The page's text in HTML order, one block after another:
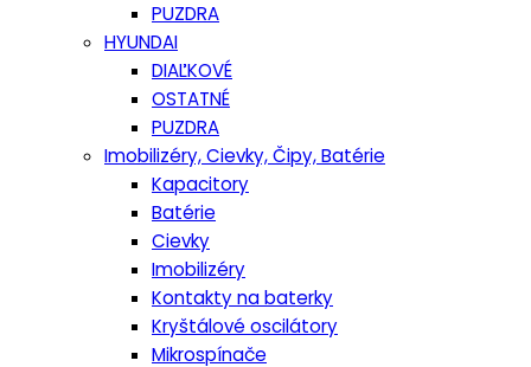
PUZDRA
HYUNDAI
DIAĽKOVÉ
OSTATNÉ
PUZDRA
Imobilizéry, Cievky, Čipy, Batérie
Kapacitory
Batérie
Cievky
Imobilizéry
Kontakty na baterky
Kryštálové oscilátory
Mikrospínače